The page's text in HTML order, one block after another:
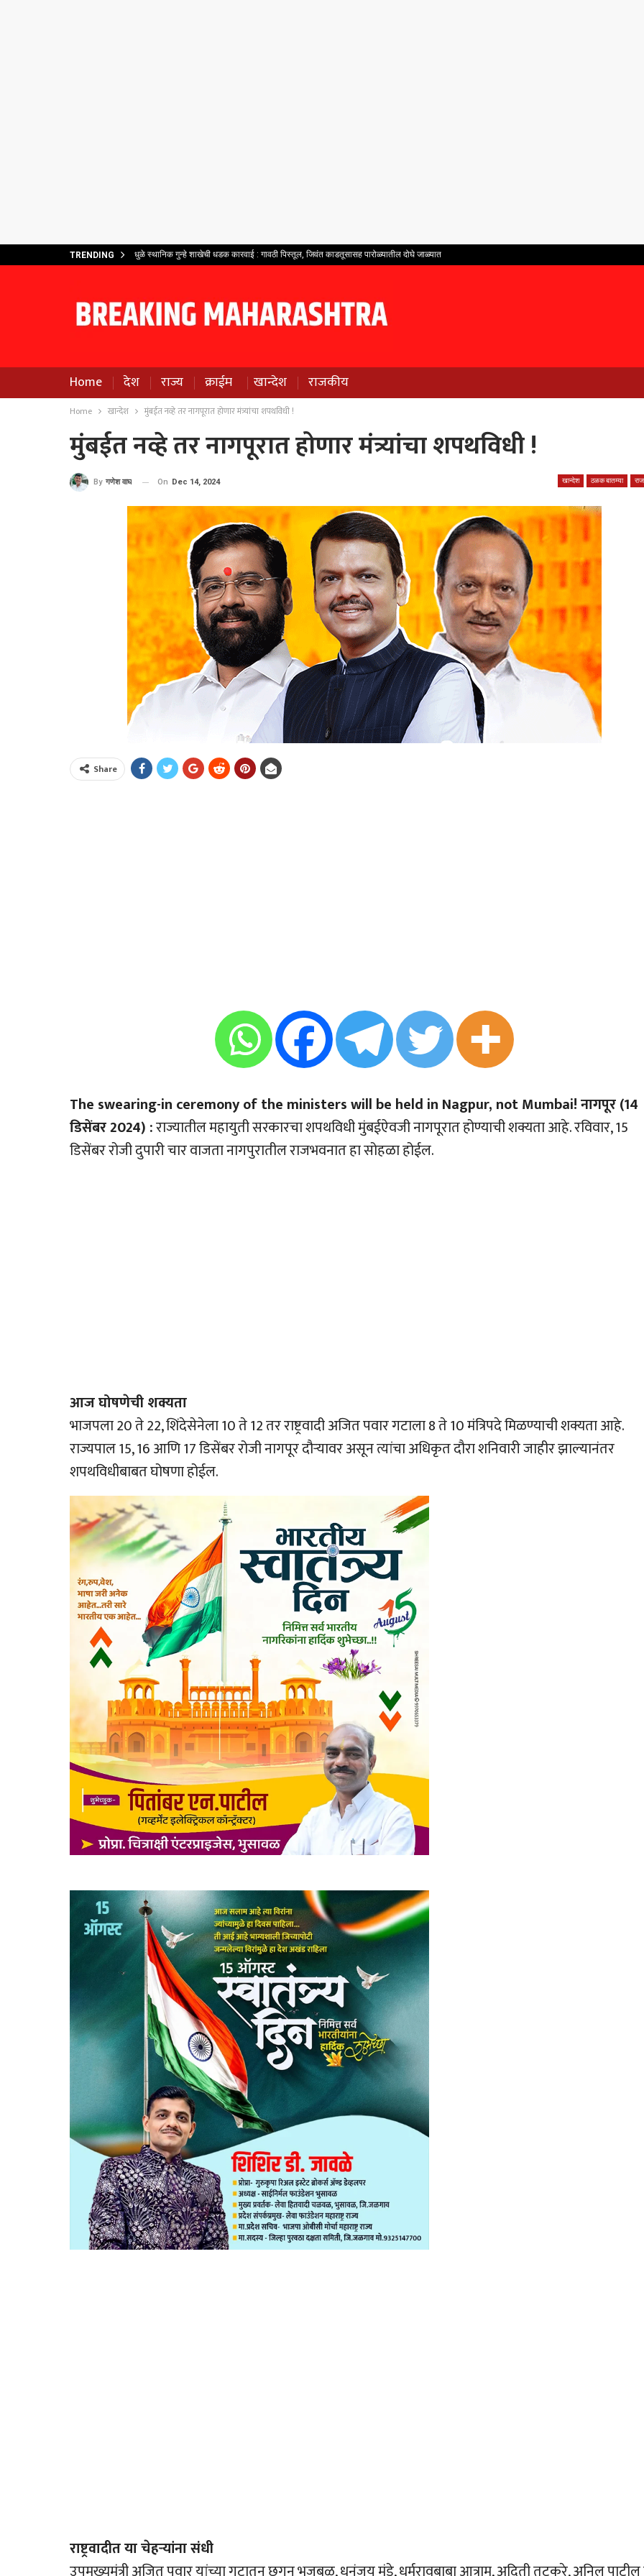
TRENDING धुळे स्थानिक गुन्हे शाखेची धडक कारवाई : गावठी पिस्तूल, जिवंत काडतूसासह पारोळ्यातील दोघे जाळ्यात
Home देश राज्य क्राईम खान्देश राजकीय
Home खान्देश मुंबईत नव्हे तर नागपूरात होणार मंत्र्यांचा शपथविधी !
मुंबईत नव्हे तर नागपूरात होणार मंत्र्यांचा शपथविधी !
खान्देश ठळक बातम्या
By गणेश वाघ On Dec 14, 2024
Share
The swearing-in ceremony of the ministers will be held in Nagpur, not Mumbai! नागपूर (14
डिसेंबर 2024) :राज्यातील महायुती सरकारचा शपथविधी मुंबईऐवजी नागपूरात होण्याची शक्यता आहे. रविवार, 15
डिसेंबर रोजी दुपारी चार वाजता नागपुरातील राजभवनात हा सोहळा होईल.
आज घोषणेची शक्यता
भाजपला 20 ते 22, शिंदेसेनेला 10 ते 12 तर राष्ट्रवादी अजित पवार गटाला 8 ते 10 मंत्रिपदे मिळण्याची शक्यता आहे.
राज्यपाल 15, 16 आणि 17 डिसेंबर रोजी नागपूर दौर्‍यावर असून त्यांचा अधिकृत दौरा शनिवारी जाहीर झाल्यानंतर
शपथविधीबाबत घोषणा होईल.
राष्ट्रवादीत या चेहर्‍यांना संधी